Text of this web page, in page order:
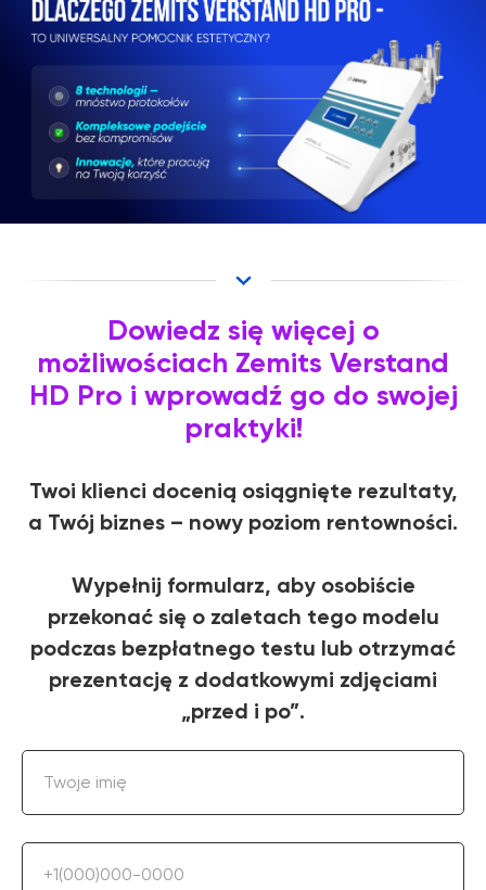
Dowiedz się więcej o
możliwościach Zemits Verstand
HD Pro i wprowadź go do swojej
praktyki!
Twoi klienci docenią osiągnięte rezultaty,
a Twój biznes – nowy poziom rentowności.
Wypełnij formularz, aby osobiście
przekonać się o zaletach tego modelu
podczas bezpłatnego testu lub otrzymać
prezentację z dodatkowymi zdjęciami
„przed i po”.
Twoje imię
+1(000)000-0000